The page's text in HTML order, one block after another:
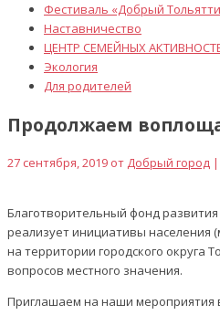
Фестиваль «Добрый
Наставничество
ЦЕНТР СЕМЕЙНЫХ
Экология
Для родителей
Продолжаем
27 сентября, 2019 от Добрый город
Благотворительный фонд
реализует инициативы населения
на территории городского округа
вопросов местного значения.
Приглашаем на наши мероприятия